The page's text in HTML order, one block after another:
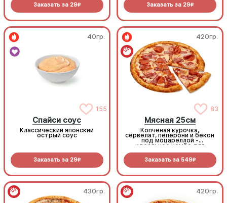
Заказать за 29R Заказать за 29R
40гр.
155
Спайси соус
Классический японский
острый соус
Заказать за 29R
420гр.
83
Мясная 25см
Копченая курочка,
сервелат, пеперони и бекон
под моцареллой -
идеальное комбо для
Заказать за 549R
430гр. 420гр.